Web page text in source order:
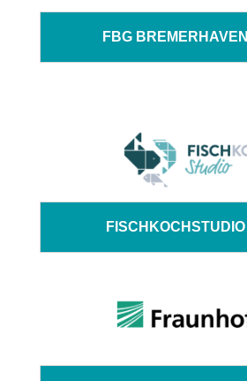
FBG BREMERHAVEN
FISCHKOCHSTUDIO